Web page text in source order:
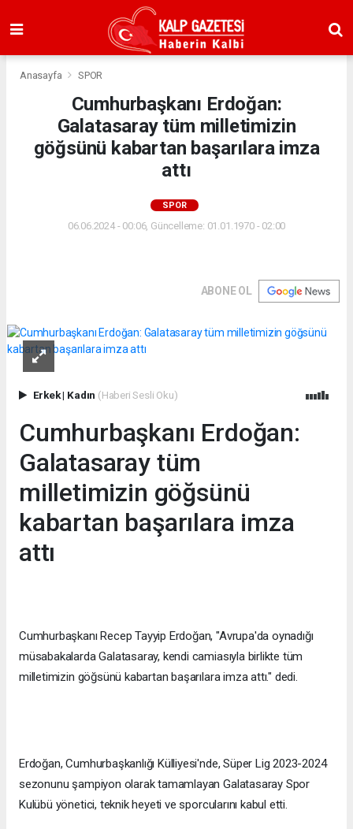
Anasayfa SPOR
Cumhurbaşkanı Erdoğan:
Galatasaray tüm milletimizin
göğsünü kabartan başarılara imza
attı
SPOR
06.06.2024 - 00:06, Güncelleme: 01.01.1970 - 02:00
ABONE OL
Erkek| Kadın (Haberi Sesli Oku)
Cumhurbaşkanı Erdoğan:
Galatasaray tüm
milletimizin göğsünü
kabartan başarılara imza
attı
Cumhurbaşkanı Recep Tayyip Erdoğan, "Avrupa'da oynadığı
müsabakalarda Galatasaray, kendi camiasıyla birlikte tüm
milletimizin göğsünü kabartan başarılara imza attı." dedi.
Erdoğan, Cumhurbaşkanlığı Külliyesi'nde, Süper Lig 2023-2024
sezonunu şampiyon olarak tamamlayan Galatasaray Spor
Kulübü yönetici, teknik heyeti ve sporcularını kabul etti.